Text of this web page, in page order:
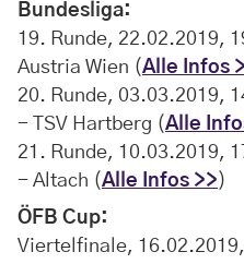
Bundesliga:
19. Runde, 22.02.2019,
Austria Wien (Alle Infos
20. Runde, 03.03.2019,
- TSV Hartberg (Alle
21. Runde, 10.03.2019,
- Altach (Alle Infos >>)
ÖFB Cup:
Viertelfinale,